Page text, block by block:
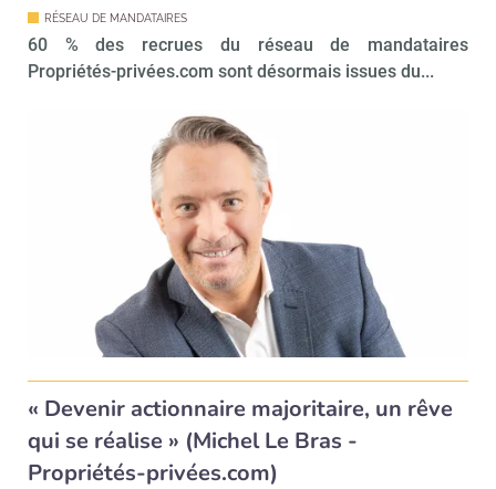
RÉSEAU DE MANDATAIRES
60 % des recrues du réseau de mandataires
Propriétés-privées.com sont désormais issues du...
« Devenir actionnaire majoritaire, un rêve
qui se réalise » (Michel Le Bras -
Propriétés-privées.com)